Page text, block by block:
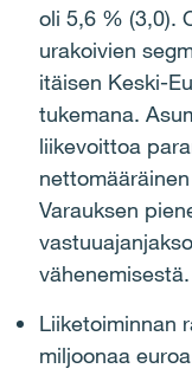
oli 5,6 % (3,0).
urakoivien
itäisen Keski-
tukemana.
liikevoittoa
Varauksen
vähenemisestä.
Liiketoiminnan
miljoonaa